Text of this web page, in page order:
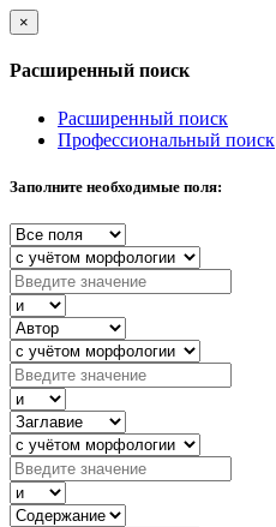
×
Расширенный поиск
Расширенный поиск
Профессиональный поиск
Заполните необходимые поля: